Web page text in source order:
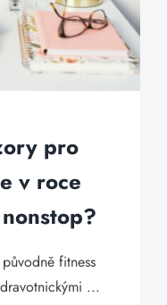
pro
v roce
fitness
...